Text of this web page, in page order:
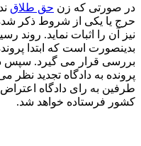
در صورتی که زن حق طلاق
حرج یا یکی از شروط ذکر شده
نیز آن را اثبات نماید.
بدینصورت است که ابتدا
بررسی قرار می گیرد. سپس
پرونده به دادگاه تجدید
طرفین به رای دادگاه اعتراض
کشور فرستاده خواهد شد.